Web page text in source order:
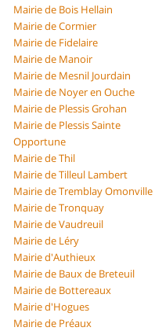
Mairie de Bois Hellain
Mairie de Cormier
Mairie de Fidelaire
Mairie de Manoir
Mairie de Mesnil Jourdain
Mairie de Noyer en Ouche
Mairie de Plessis Grohan
Mairie de Plessis Sainte
Opportune
Mairie de Thil
Mairie de Tilleul Lambert
Mairie de Tremblay Omonville
Mairie de Tronquay
Mairie de Vaudreuil
Mairie de Léry
Mairie d'Authieux
Mairie de Baux de Breteuil
Mairie de Bottereaux
Mairie d'Hogues
Mairie de Préaux